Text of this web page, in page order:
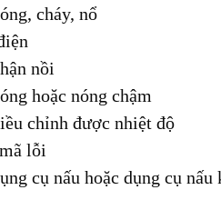
cháy, nổ
nồi
hoặc nóng chậm
chỉnh được nhiệt độ
lỗi
cụ nấu hoặc dụng cụ